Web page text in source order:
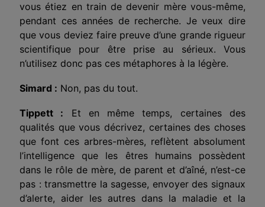
vous étiez en train de devenir mère vous-même,
pendant ces années de recherche. Je veux dire
que vous deviez faire preuve d’une grande rigueur
scientifique pour être prise au sérieux. Vous
n’utilisez donc pas ces métaphores à la légère.
Simard : Non, pas du tout.
Tippett : Et en même temps, certaines des
qualités que vous décrivez, certaines des choses
que font ces arbres-mères, reflètent absolument
l’intelligence que les êtres humains possèdent
dans le rôle de mère, de parent et d’aîné, n’est-ce
pas : transmettre la sagesse, envoyer des signaux
d’alerte, aider les autres dans la maladie et la